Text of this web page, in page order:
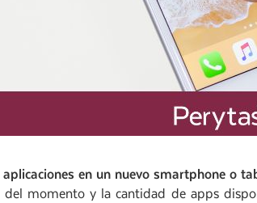
en un nuevo smartphone o
del momento y la cantidad de apps